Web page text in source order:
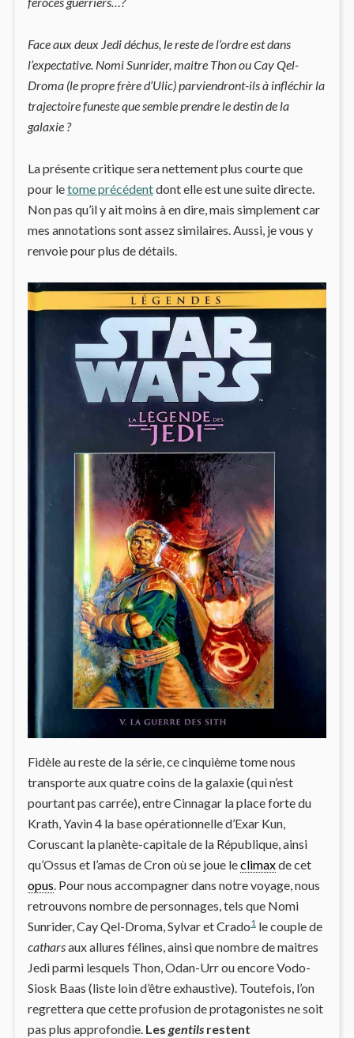
Face aux deux Jedi déchus, le reste de l’ordre est dans
l’expectative. Nomi Sunrider, maitre Thon ou Cay Qel-
Droma (le propre frère d’Ulic) parviendront-ils à infléchir la
trajectoire funeste que semble prendre le destin de la
galaxie ?
La présente critique sera nettement plus courte que
pour letome précédentdont elle est une suite directe.
Non pas qu’il y ait moins à en dire, mais simplement car
mes annotations sont assez similaires. Aussi, je vous y
renvoie pour plus de détails.
Fidèle au reste de la série, ce cinquième tome nous
transporte aux quatre coins de la galaxie (qui n’est
pourtant pas carrée), entre Cinnagar la place forte du
Krath, Yavin 4 la base opérationnelle d’Exar Kun,
Coruscant la planète-capitale de la République, ainsi
qu’Ossus et l’amas de Cron où se joue leclimaxde cet
opus . Pour nous accompagner dans notre voyage, nous
retrouvons nombre de personnages, tels que Nomi
Sunrider, Cay Qel-Droma, Sylvar et Crado1le couple de
catharsaux allures félines, ainsi que nombre de maitres
Jedi parmi lesquels Thon, Odan-Urr ou encore Vodo-
Siosk Baas (liste loin d’être exhaustive). Toutefois, l’on
regrettera que cette profusion de protagonistes ne soit
pas plus approfondie. Les gentils restent